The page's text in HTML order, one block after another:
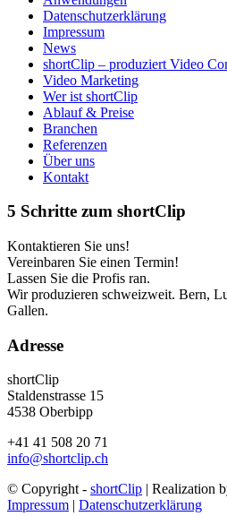
Datenschutzerklärung
Impressum
News
shortClip – produziert Video
Video Marketing
Wer ist shortClip
Ablauf & Preise
Branchen
Referenzen
Über uns
Kontakt
5 Schritte zum shortClip
Kontaktieren Sie uns!
Vereinbaren Sie einen Termin!
Lassen Sie die Profis ran.
Wir produzieren schweizweit. Bern,
Gallen.
Adresse
shortClip
Staldenstrasse 15
4538 Oberbipp
+41 41 508 20 71
info@shortclip.ch
© Copyright - shortClip | Realization
Impressum | Datenschutzerklärung